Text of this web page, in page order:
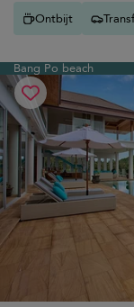
Ontbijt
Bang Po beach